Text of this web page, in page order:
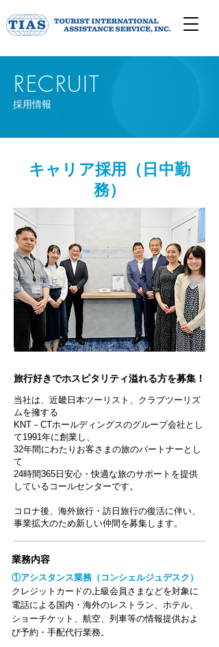
RECRUIT
​採用情報
キャリア採用（日中勤
務）
​業務内容
①アシスタンス業務（コンシェルジュデスク）
クレジットカードの上級会員さまなどを対象に
電話による国内・海外のレストラン、ホテル、
ショーチケット、航空、列車等の情報提供およ
び予約・手配代行業務。
旅行好きでホスピタリティ溢れる方を募集！
当社は、近畿日本ツーリスト、クラブツーリズ
ムを擁する
KNT－CTホールディングスのグループ会社とし
て1991年に創業し、
32年間にわたりお客さまの旅のパートナーとし
て
24時間365日安心・快適な旅のサポートを提供
しているコールセンターです。
コロナ後、海外旅行・訪日旅行の復活に伴い、
事業拡大のため新しい仲間を募集します。